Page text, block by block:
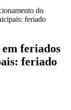
do
feriado
feriados
feriado